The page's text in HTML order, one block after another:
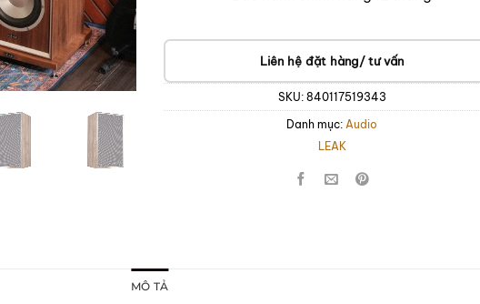
Liên hệ đặt hàng/ tư vấn
SKU: 840117519343
Danh mục:Audio
LEAK
MÔ TẢ